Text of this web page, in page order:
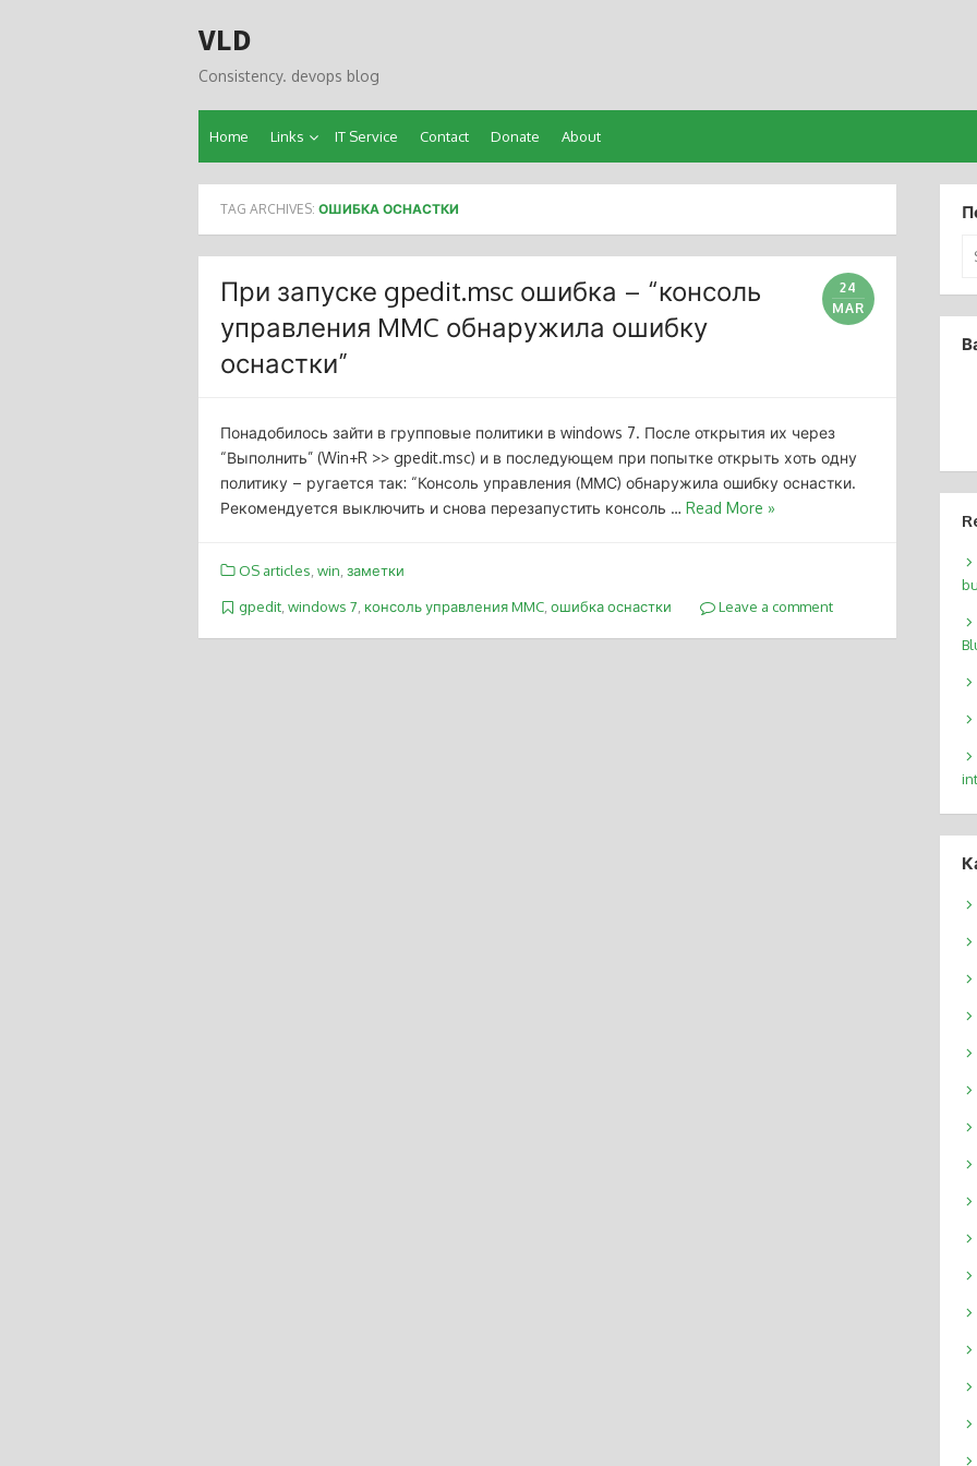
to
VLD
Consistency. devops blog
Home Links IT Service Contact Donate About
TAG ARCHIVES: ОШИБКА ОСНАСТКИ
При запуске gpedit.msc ошибка – “консоль
управления MMC обнаружила ошибку
оснастки”
24
MAR
Понадобилось зайти в групповые политики в windows 7. После открытия их через
“Выполнить” (Win+R >> gpedit.msc) и в последующем при попытке открыть хоть одну
политику – ругается так: “Консоль управления (ММС) обнаружила ошибку оснастки.
Рекомендуется выключить и снова перезапустить консоль … Read More »
OS articles win заметки
gpedit, windows 7, консоль управления MMC, ошибка оснастки Leave a comment